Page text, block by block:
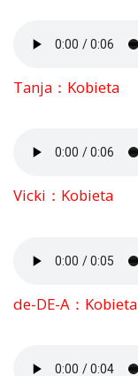
Tanja：Kobieta
Vicki：Kobieta
de-DE-A：Kobieta